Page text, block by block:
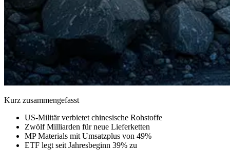
Kurz zusammengefasst
US-Militär verbietet chinesische Rohstoffe
Zwölf Milliarden für neue Lieferketten
MP Materials mit Umsatzplus von 49%
ETF legt seit Jahresbeginn 39% zu